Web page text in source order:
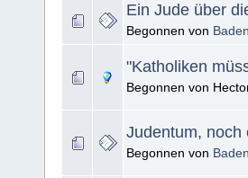
Ein Jude über
Begonnen von
"Katholiken
Begonnen von
Judentum, noch
Begonnen von